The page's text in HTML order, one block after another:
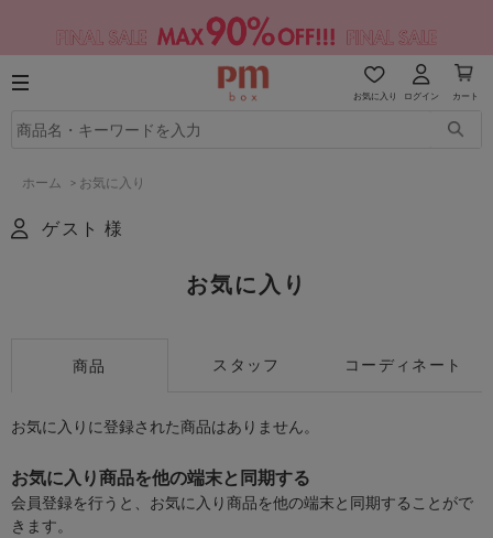
お気に入り ログイン カート
ホーム > お気に入り
ゲスト 様
お気に入り
商品 スタッフ コーディネート
お気に入りに登録された商品はありません。
お気に入り商品を他の端末と同期する
会員登録を行うと、お気に入り商品を他の端末と同期することがで
きます。